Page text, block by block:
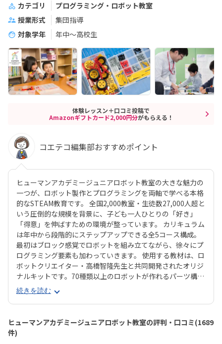
カテゴリ
プログラミング・ロボット教室
授業形式
集団指導
対象学年
年中～高校生
体験レッスン＋口コミ投稿で
Amazonギフトカード2,000円分がもらえる！
コエテコ編集部おすすめポイント
ヒューマンアカデミージュニアロボット教室の大きな魅力の
一つが、ロボット製作とプログラミングを両軸で学べる本格
的なSTEAM教育です。 全国2,000教室・生徒数27,000人超と
いう圧倒的な規模を背景に、子ども一人ひとりの「好き」
「得意」を伸ばすための環境が整っています。 カリキュラム
は年中から段階的にステップアップできる全5コース構成。
最初はブロック感覚でロボットを組み立てながら、徐々にプ
ログラミング要素も加わっていきます。 使用する教材は、ロ
ボットクリエイター・高橋智隆先生と共同開発されたオリジ
ナルキットです。70種類以上のロボットが作れるパーツ構成
で、飽きずに続けやすい点も特徴です。 月2回の90分授業で
は、ロボットを完成させる「基本製作」と、オリジナル改造
に挑戦する「応用実践」を繰り返す設計。子どもたちは毎
回、新しい達成感と成長を実感できる仕組みになっていま
す。 自ら考え、試行錯誤しながらロボットを動かす経験は、
創造力や論理的思考力を育むだけでなく、学ぶ楽しさそのも
続きを読む
ヒューマンアカデミージュニアロボット教室の評判・口コミ(1689
件)